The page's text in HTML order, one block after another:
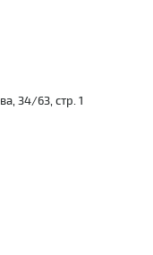
34/63, стр. 1